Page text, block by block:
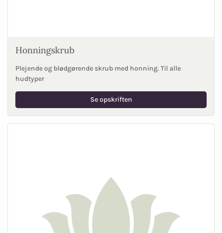
Honningskrub
Plejende og blødgørende skrub med honning. Til alle
hudtyper
Se opskriften